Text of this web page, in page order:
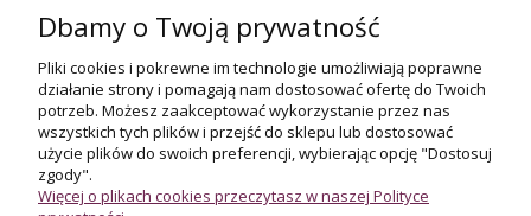
Darmowa dostawa
przy zakupie powyżej 800 zł
Dbamy o Twoją prywatność
Pliki cookies i pokrewne im technologie umożliwiają poprawne
działanie strony i pomagają nam dostosować ofertę do Twoich
potrzeb. Możesz zaakceptować wykorzystanie przez nas
wszystkich tych plików i przejść do sklepu lub dostosować
użycie plików do swoich preferencji, wybierając opcję "Dostosuj
zgody".
Więcej o plikach cookies przeczytasz w naszej Polityce